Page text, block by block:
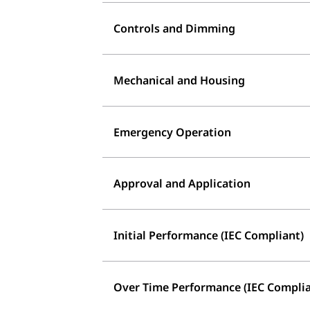
Controls and Dimming
Mechanical and Housing
Emergency Operation
Approval and Application
Initial Performance (IEC Compliant)
Over Time Performance (IEC